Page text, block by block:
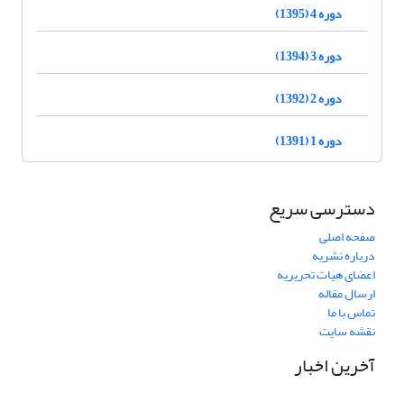
دوره 4 (1395)
دوره 3 (1394)
دوره 2 (1392)
دوره 1 (1391)
دسترسی سریع
صفحه اصلی
درباره نشریه
اعضای هیات تحریریه
ارسال مقاله
تماس با ما
نقشه سایت
آخرین اخبار